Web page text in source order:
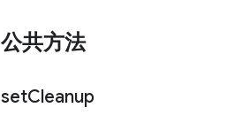
公共方法
setCleanup